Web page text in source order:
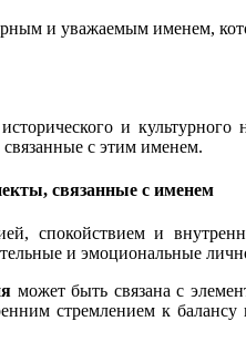
и уважаемым именем,
и
с этим именем.
связанные с именем
спокойствием и
и эмоциональные
может быть связана с
стремлением к